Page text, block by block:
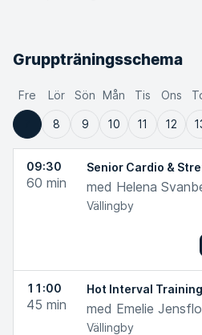
Gruppträningsschema
Fre Lör
8
Sön
9
Mån
10
Tis
11
Ons
12
09:30
60 min
Senior Cardio &
med Helena
Vällingby
11:00
45 min
Hot Interval Training
med Emelie Jensflo
Vällingby